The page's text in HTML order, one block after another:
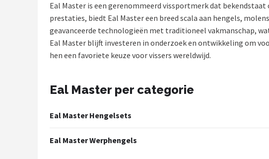
Hengelsoorten
Hengels
Dobbers
Kunstaas
Eal Master is een gerenommeerd vissportmerk dat
prestaties, biedt Eal Master een breed scala aan hengels,
geavanceerde technologieën met traditioneel vakmanschap,
Eal Master blijft investeren in onderzoek en ontwikkeling om
hen een favoriete keuze voor vissers wereldwijd.
Eal Master per categorie
Eal Master Hengelsets
Eal Master Werphengels